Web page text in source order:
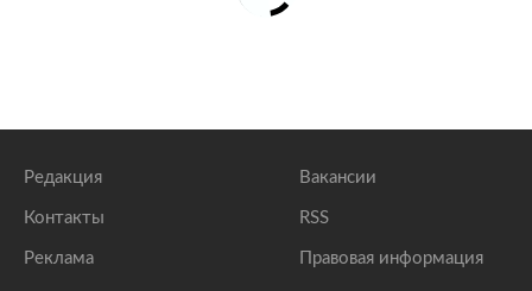
Редакция
Контакты
Реклама
Вакансии
RSS
Правовая информация